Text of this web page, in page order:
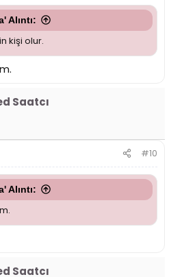
Alıntı:
kişi olur.
Saatcı
#10
Alıntı:
Saatcı